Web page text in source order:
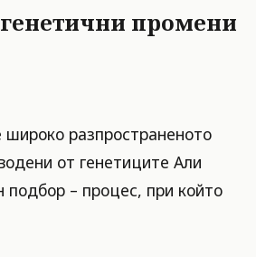
промени
разпространеното
от генетиците Али
– процес, при който